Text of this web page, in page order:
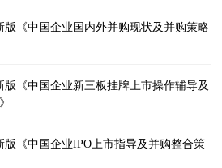
版《中国企业国内外并购现状及并购策略
版《中国企业新三板挂牌上市操作辅导及
版《中国企业IPO上市指导及并购整合策